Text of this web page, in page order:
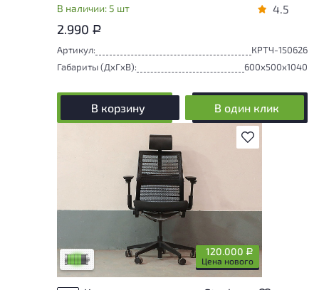
В наличии: 5 шт 4.5
2.990 Р
Артикул:
КРТЧ-150626
Габариты (ДxГxВ):
600x500x1040
В корзину В один клик
В избранное
120.000 Р
Цена нового
У товара присутствуют незначительные
удобство его использования
Низкая степень износа